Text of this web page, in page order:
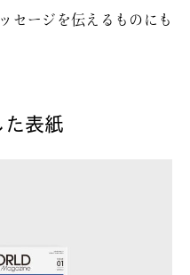
セージを伝えるものにも
た表紙